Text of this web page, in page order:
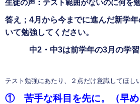
生徒の声：テスト範囲がないのに何を
答え；4月から今までに進んだ新学
いて勉強してください。
中2・中3は前学年の3月の学習
テスト勉強にあたり、２点だけ意識してほし
① 苦手な科目を先に。（早め